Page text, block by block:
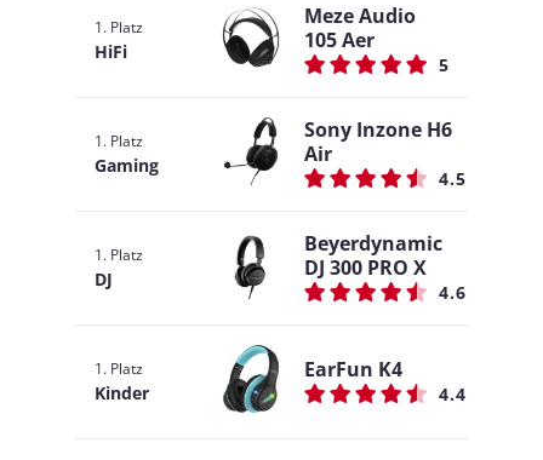
1. Platz
HiFi
Meze Audio
105 Aer
5
1. Platz
Gaming
Sony Inzone H6
Air
4.5
1. Platz
DJ
Beyerdynamic
DJ 300 PRO X
4.6
1. Platz
Kinder
EarFun K4
4.4